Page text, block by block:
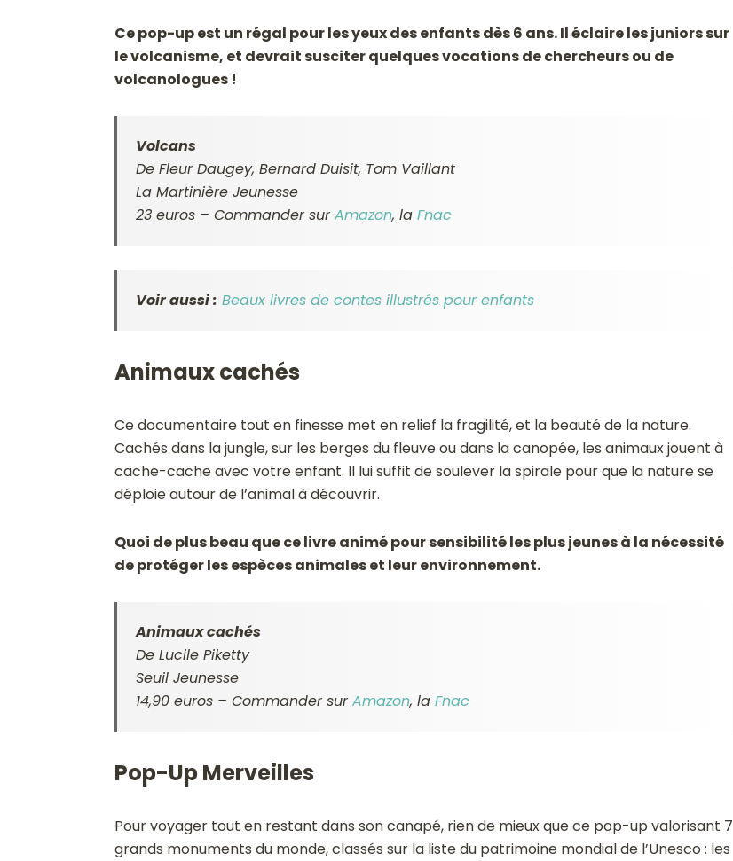
Ce pop-up est un régal pour les yeux des enfants dès 6 ans. Il éclaire les juniors sur
le volcanisme, et devrait susciter quelques vocations de chercheurs ou de
volcanologues !
Volcans
De Fleur Daugey, Bernard Duisit, Tom Vaillant
La Martinière Jeunesse
23 euros – Commander surAmazon, la Fnac
Voir aussi : Beaux livres de contes illustrés pour enfants
Animaux cachés
Ce documentaire tout en finesse met en relief la fragilité, et la beauté de la nature.
Cachés dans la jungle, sur les berges du fleuve ou dans la canopée, les animaux jouent à
cache-cache avec votre enfant. Il lui suffit de soulever la spirale pour que la nature se
déploie autour de l’animal à découvrir.
Quoi de plus beau que ce livre animé pour sensibilité les plus jeunes à la nécessité
de protéger les espèces animales et leur environnement.
Animaux cachés
De Lucile Piketty
Seuil Jeunesse
14,90 euros – Commander surAmazon, la Fnac
Pop-Up Merveilles
Pour voyager tout en restant dans son canapé, rien de mieux que ce pop-up valorisant 7
grands monuments du monde, classés sur la liste du patrimoine mondial de l’Unesco : les